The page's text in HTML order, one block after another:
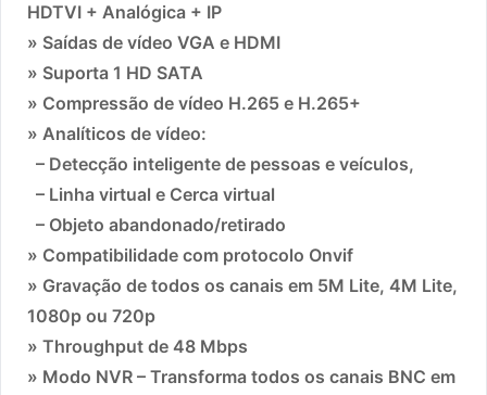
HDTVI + Analógica + IP
» Saídas de vídeo VGA e HDMI
» Suporta 1 HD SATA
» Compressão de vídeo H.265 e H.265+
» Analíticos de vídeo:
– Detecção inteligente de pessoas e veículos,
– Linha virtual e Cerca virtual
– Objeto abandonado/retirado
» Compatibilidade com protocolo Onvif
» Gravação de todos os canais em 5M Lite, 4M Lite,
1080p ou 720p
» Throughput de 48 Mbps
» Modo NVR – Transforma todos os canais BNC em